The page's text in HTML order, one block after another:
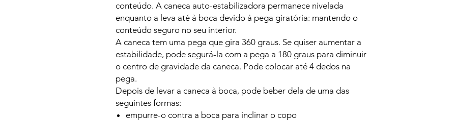
conteúdo. A caneca auto-estabilizadora permanece nivelada
enquanto a leva até à boca devido à pega giratória: mantendo o
conteúdo seguro no seu interior.
A caneca tem uma pega que gira 360 graus. Se quiser aumentar a
estabilidade, pode segurá-la com a pega a 180 graus para diminuir
o centro de gravidade da caneca. Pode colocar até 4 dedos na
pega.
Depois de levar a caneca à boca, pode beber dela de uma das
seguintes formas:
empurre-o contra a boca para inclinar o copo